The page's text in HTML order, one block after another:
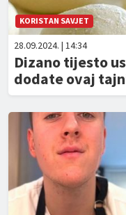
KORISTAN SAVJET
28.09.2024. | 14:34
Dizano tijesto
dodate ovaj